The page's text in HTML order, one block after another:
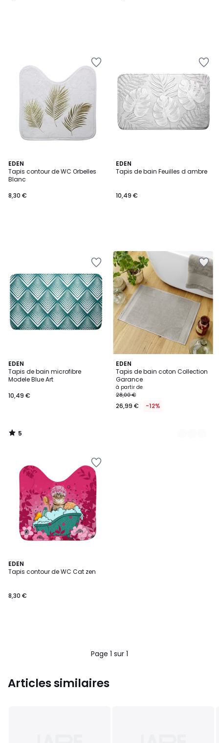
EDEN
Tapis contour de WC Orbelles
Blanc
8,30 €
EDEN
Tapis de bain Feuilles d ambre
10,49 €
EDEN
Tapis de bain microfibre
Modele Blue Art
10,49 €
5
/
5
5
/
EDEN
Tapis de bain coton Collection
Garance
à partir de
28,00 €
26,99 € -12%
7
Couleurs
EDEN
Tapis contour de WC Cat zen
8,30 €
Page 1 sur 1
Articles similaires